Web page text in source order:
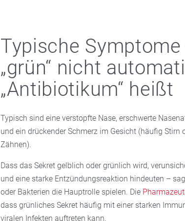
Typische
„grün“ nicht
„Antibiotikum“ heißt
Typisch sind eine verstopfte Nase, erschwerte
und ein drückender Schmerz im Gesicht (häufig Stirn
Zähnen).
Dass das Sekret gelblich oder grünlich wird,
und eine starke Entzündungsreaktion hindeuten –
oder Bakterien die Hauptrolle spielen. Die
dass grünliches Sekret häufig mit einer starken
viralen Infekten auftreten kann.